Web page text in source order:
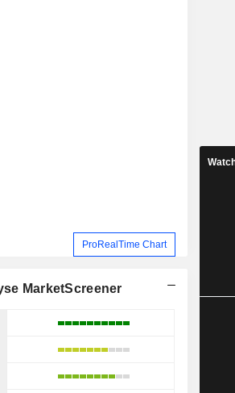
ProRealTime Chart
MarketScreener